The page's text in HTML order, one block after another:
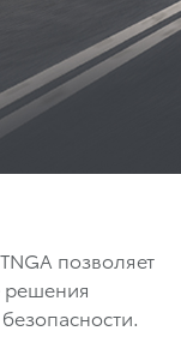
позволяет